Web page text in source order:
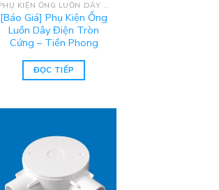
PHỤ KIỆN ỐNG LUỒN DÂY ĐIỆN UPVC TIỀN PHONG
[Báo Giá] Phụ Kiện Ống
Luồn Dây Điện Tròn
Cứng – Tiền Phong
ĐỌC TIẾP